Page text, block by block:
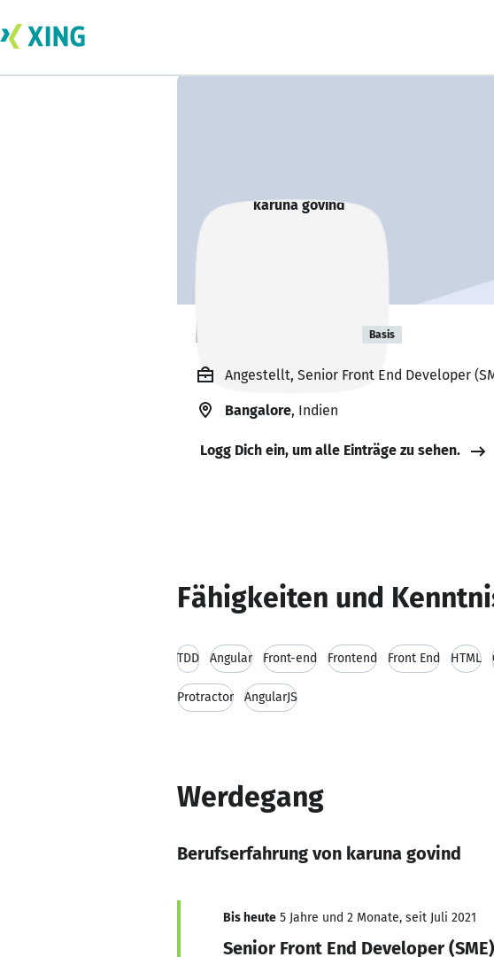
karuna govind Basis
Angestellt, Senior Front End Developer
Bangalore, Indien
Logg Dich ein, um alle Einträge zu sehen.
Fähigkeiten und
TDD Angular Front-end Frontend Front End HTML
Protractor AngularJS
Werdegang
Berufserfahrung von karuna govind
Bis heute 5 Jahre und 2 Monate, seit Juli 2021
Senior Front End Developer (SME)